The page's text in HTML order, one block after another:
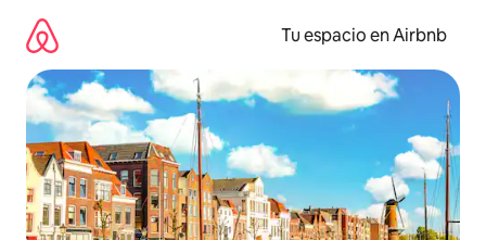
contenido
Tu espacio en Airbnb